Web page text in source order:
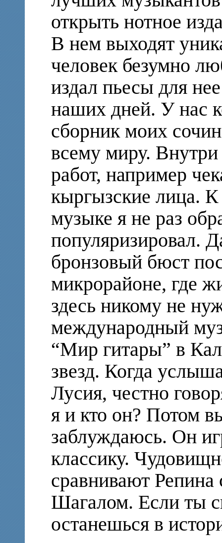
открыть нотное
В нем выходят
человек безумно
издал пьесы для
наших дней. У нас
сборник моих
всему миру.
работ, например
кыргызские лица.
музыке я не раз
популяризировал.
бронзовый бюст
микрорайоне, где
здесь никому не
международный
“Мир гитары” в
звезд. Когда
Лусия, честно
я и кто он? Потом
заблуждаюсь. Он
классику.
сравнивают
Шагалом. Если ты
останешься в